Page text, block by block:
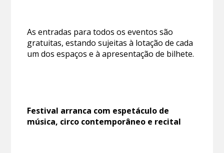
As entradas para todos os eventos são
gratuitas, estando sujeitas à lotação de cada
um dos espaços e à apresentação de bilhete.
Festival arranca com espetáculo de
música, circo contemporâneo e recital